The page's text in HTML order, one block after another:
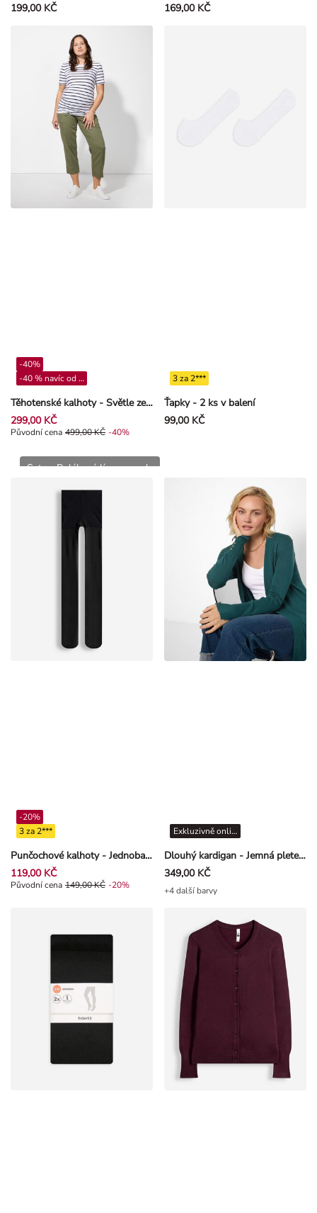
199,00 KČ 169,00 KČ
Těhotenské kalhoty - Světle zelená
-40%
-40 % navíc od 4**
299,00 KČ
Původní cena 499,00 Kč, Sleva -40%
Původní cena 499,00 KČ -40%
Ťapky - 2 ks v balení
3 za 2***
99,00 KČ
Šaty - Rolákový límec - seda
499,00 Kč
Punčochové kalhoty - Jednobarevné - Černá
-20%
3 za 2***
119,00 KČ
Původní cena 149,00 Kč, Sleva -20%
Původní cena 149,00 KČ -20%
Dlouhý kardigan - Jemná pletenina - Petrolejová
Exkluzivně online
349,00 KČ
+4 další barvy